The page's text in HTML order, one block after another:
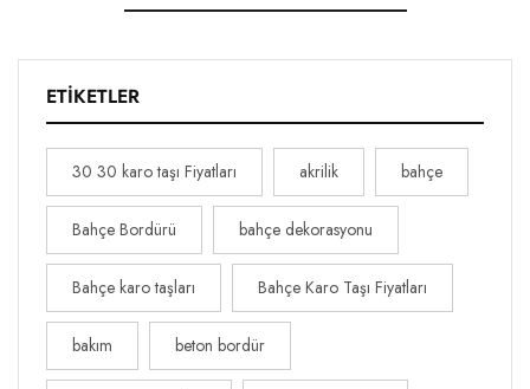
ETIKETLER
30 30 karo taşı Fiyatları akrilik bahçe
Bahçe Bordürü bahçe dekorasyonu
Bahçe karo taşları Bahçe Karo Taşı Fiyatları
bakım beton bordür